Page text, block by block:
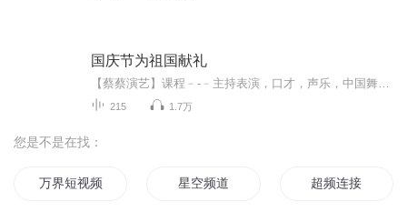
国庆节为祖国献礼
215 1.7万
您是不是在找：
万界短视频系统 星空频道 超频连接